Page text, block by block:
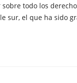
todo los
sur, el que ha sido